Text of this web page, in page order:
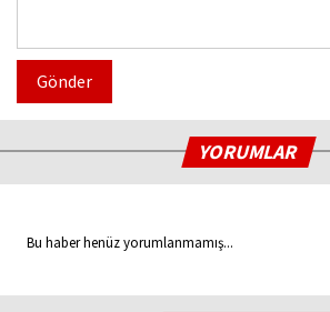
Gönder
YORUMLAR
Bu haber henüz yorumlanmamış...